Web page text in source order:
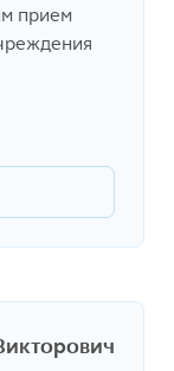
прием